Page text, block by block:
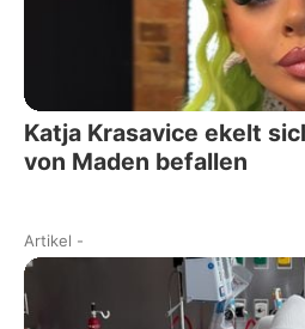
Katja Krasavice ekelt
von Maden befallen
Artikel -